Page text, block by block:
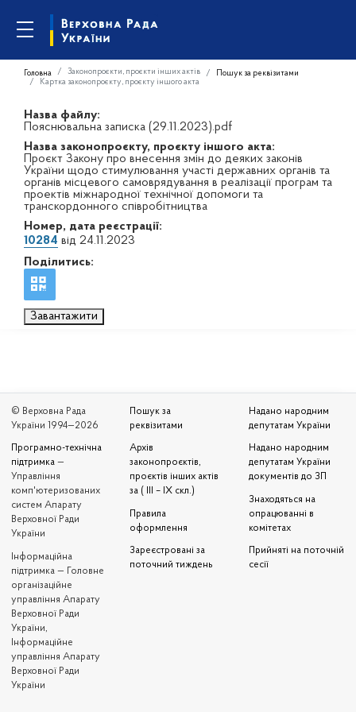
Головна Законопроєкти, проєкти інших актів
Пошук за реквізитами
Картка законопроєкту, проєкту іншого акта
Назва файлу:
Пояснювальна записка (29.11.2023).pdf
Назва законопроєкту, проєкту іншого акта:
Проєкт Закону про внесення змін до деяких законів
України щодо стимулювання участі державних органів та
органів місцевого самоврядування в реалізації програм та
проектів міжнародної технічної допомоги та
транскордонного співробітництва
Номер, дата реєстрації:
10284 від 24.11.2023
Поділитись:
Завантажити
© Верховна Рада
України 1994—2026
Програмно-технічна
підтримка —
Управління
комп'ютеризованих
систем Апарату
Верховної Ради
України
Iнформаційна
підтримка — Головне
організаційне
управління Апарату
Верховної Ради
України,
Інформаційне
управління Апарату
Верховної Ради
України
Пошук за
реквізитами
Архів
законопроєктів,
проєктів інших актів
за ( III – IX скл.)
Правила
оформлення
Зареєстровані за
поточний тиждень
Надано народним
депутатам України
Надано народним
депутатам України
документів до ЗП
Знаходяться на
опрацюванні в
комітетах
Прийняті на поточній
сесії